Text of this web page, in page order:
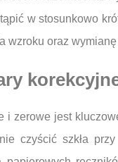
w stosunkowo
wzroku oraz
i zerowe jest
czyścić szkła